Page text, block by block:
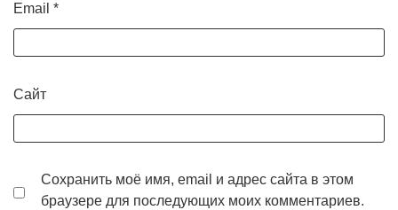
Email *
Сайт
Сохранить моё имя, email и адрес сайта в этом
браузере для последующих моих комментариев.